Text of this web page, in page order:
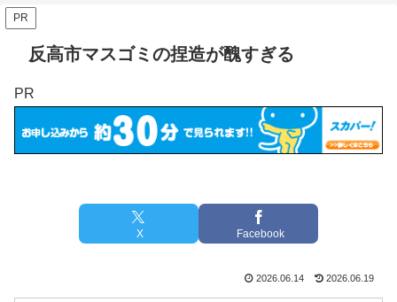
PR
反高市マスゴミの捏造が醜すぎる
PR
X Facebook
2026.06.14 2026.06.19